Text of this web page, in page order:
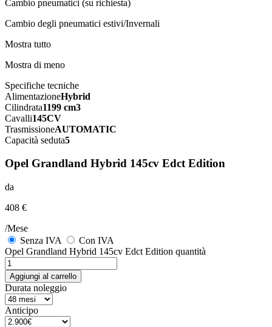
Cambio pneumatici (su richiesta)
Cambio degli pneumatici estivi/Invernali
Mostra tutto
Mostra di meno
Specifiche tecniche
AlimentazioneHybrid
Cilindrata1199 cm3
Cavalli145CV
TrasmissioneAUTOMATIC
Capacità seduta5
Opel Grandland Hybrid 145cv Edct Edition
da
408 €
/Mese
Senza IVA
Con IVA
Opel Grandland Hybrid 145cv Edct Edition quantità
Aggiungi al carrello
Durata noleggio
Anticipo